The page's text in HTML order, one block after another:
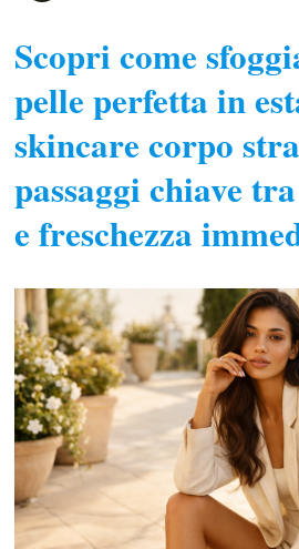
Scopri come
pelle perfetta in
skincare corpo
passaggi chiave
e freschezza